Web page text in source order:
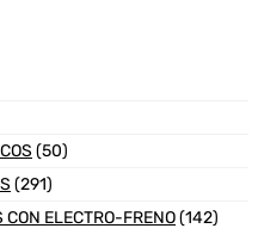
(50)
(291)
CON ELECTRO-FRENO(142)